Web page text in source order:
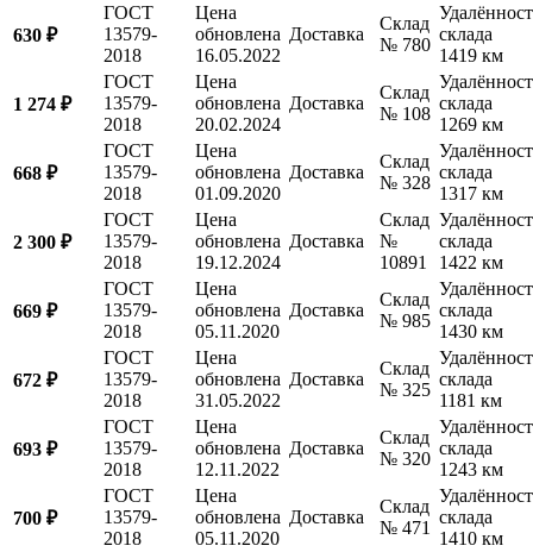
630 ₽
ГОСТ
13579-
2018
Цена
обновлена
16.05.2022
Доставка
Склад
№ 780
склада
1419 км
1 274 ₽
ГОСТ
13579-
2018
Цена
обновлена
20.02.2024
Доставка
Склад
№ 108
склада
1269 км
668 ₽
ГОСТ
13579-
2018
Цена
обновлена
01.09.2020
Доставка
Склад
№ 328
склада
1317 км
2 300 ₽
ГОСТ
13579-
2018
Цена
обновлена
19.12.2024
Доставка
Склад
№
10891
склада
1422 км
669 ₽
ГОСТ
13579-
2018
Цена
обновлена
05.11.2020
Доставка
Склад
№ 985
склада
1430 км
672 ₽
ГОСТ
13579-
2018
Цена
обновлена
31.05.2022
Доставка
Склад
№ 325
склада
1181 км
693 ₽
ГОСТ
13579-
2018
Цена
обновлена
12.11.2022
Доставка
Склад
№ 320
склада
1243 км
700 ₽
ГОСТ
13579-
2018
Цена
обновлена
05.11.2020
Доставка
Склад
№ 471
склада
1410 км